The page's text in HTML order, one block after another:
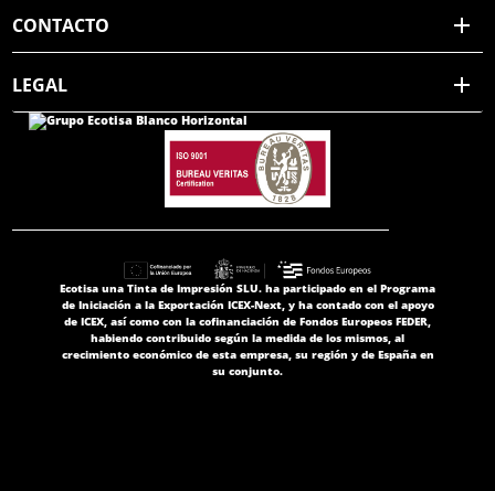
CONTACTO
LEGAL
Ecotisa una Tinta de Impresión SLU. ha participado en el Programa
de Iniciación a la Exportación ICEX-Next, y ha contado con el apoyo
de ICEX, así como con la cofinanciación de Fondos Europeos FEDER,
habiendo contribuido según la medida de los mismos, al
crecimiento económico de esta empresa, su región y de España en
su conjunto.